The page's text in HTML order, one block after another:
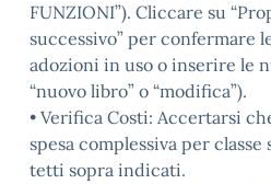
FUNZIONI”). Cliccare su
successivo” per confermare
adozioni in uso o inserire le
“nuovo libro” o “modifica”).
• Verifica Costi: Accertarsi
spesa complessiva per
tetti sopra indicati.